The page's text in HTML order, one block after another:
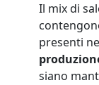
Il mix di
presenti
siano